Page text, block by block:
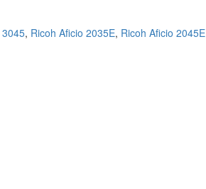
3045, Ricoh Aficio 2035E, Ricoh Aficio 2045E